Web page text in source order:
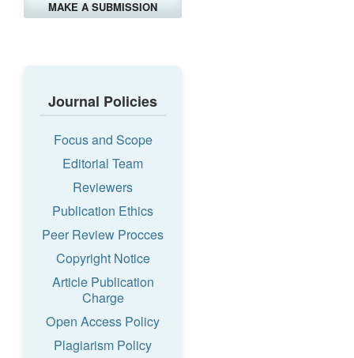
MAKE A SUBMISSION
Journal Policies
Focus and Scope
Editorial Team
Reviewers
Publication Ethics
Peer Review Procces
Copyright Notice
Article Publication
Charge
Open Access Policy
Plagiarism Policy